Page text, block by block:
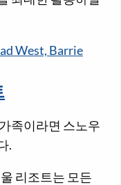
West, Barrie
족이라면 스노우
.
리조트는 모든